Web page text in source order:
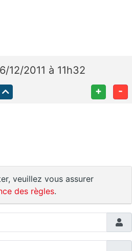
12/2011 à 11h32
+ -
veuillez vous assurer
des règles.